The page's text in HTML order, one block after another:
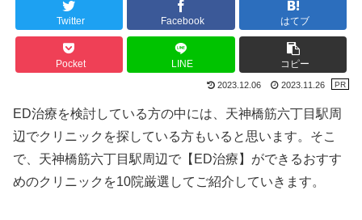
Twitter Facebook はてブ
Pocket LINE コピー
2023.12.06 2023.11.26
ED治療を検討している方の中には、天神橋筋六丁目駅周
辺でクリニックを探している方もいると思います。そこ
で、天神橋筋六丁目駅周辺で【ED治療】ができるおすす
めのクリニックを10院厳選してご紹介していきます。